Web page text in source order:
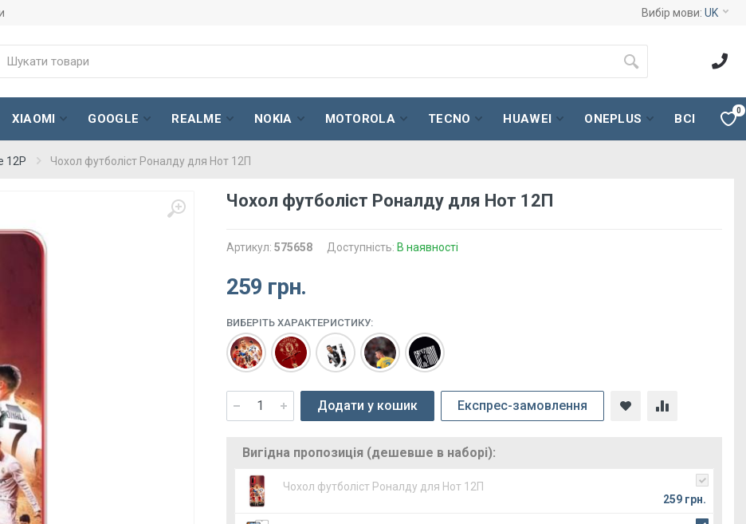
Вибір мови: UK
XIAOMI GOOGLE REALME NOKIA MOTOROLA TECNO HUAWEI ONEPLUS ВСІ
0
12P Чохол футболіст Роналду для Нот 12П
Чохол футболіст Роналду для Нот 12П
Артикул: 575658 Доступність: В наявності
259 грн.
ВИБЕРІТЬ ХАРАКТЕРИСТИКУ:
Додати у кошик Експрес-замовлення
Вигідна пропозиція (дешевше в наборі):
Чохол футболіст Роналду для Нот 12П
259 грн.